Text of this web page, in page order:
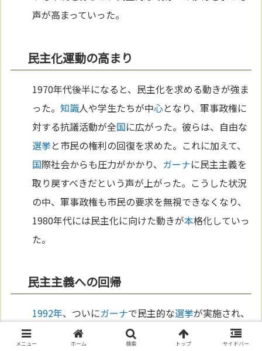
声が高まっていった。
民主化運動の高まり
1970年代後半になると、民主化を求める動きが強ま
った。知識人や学生たちが中心となり、軍事政権に
対する抗議活動が全国に広がった。彼らは、自由な
選挙と市民の権利の回復を求めた。これに加えて、
国際社会からも圧力がかかり、 ガーナに民主主義を
取り戻すべきだという声が上がった。こうした状況
の中、軍事政権も市民の要求を無視できなくなり、
1980年代には民主化に向けた動きが本格化していっ
た。
民主主義への回帰
1992年、ついにガーナで民主的な選挙が実施され、
ジョン・ジェリー・ロー
グスが大統領に選ばれ
メニュー ホーム 検索 トップ サイドバー